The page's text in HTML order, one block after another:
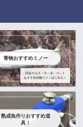
青物おすすめミノー
熟成魚作りおすすめ道
具！